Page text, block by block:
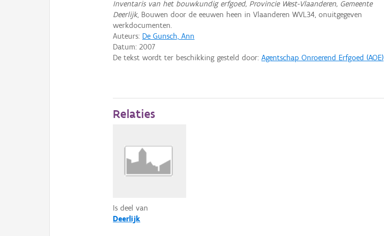
Inventaris van het bouwkundig erfgoed, Provincie West-Vlaanderen, Gemeente
Deerlijk, Bouwen door de eeuwen heen in Vlaanderen WVL34, onuitgegeven
werkdocumenten.
Auteurs: De Gunsch, Ann
Datum:2007
De tekst wordt ter beschikking gesteld door:Agentschap Onroerend Erfgoed (AOE)
Relaties
Is deel van
Deerlijk